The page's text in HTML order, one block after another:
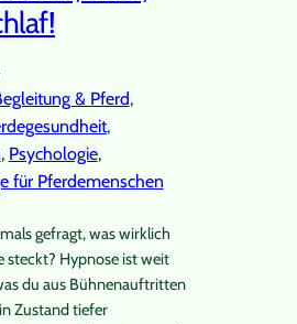
& Pferd ,
,
, Psychologie,
für Pferdemenschen
gefragt, was wirklich
steckt? Hypnose ist weit
du aus Bühnenauftritten
Zustand tiefer